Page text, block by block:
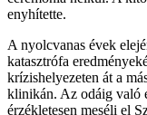
enyhítette.
A nyolcvanas évek
katasztrófa
krízishelyezeten át a
klinikán. Az odáig való
érzékletesen meséli el